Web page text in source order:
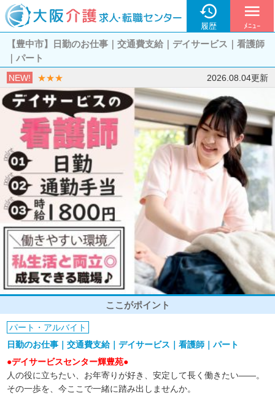

履歴
menu
ﾒﾆｭｰ
【豊中市】日勤のお仕事｜交通費支給｜デイサービス｜看護師
｜パート
NEW! ★★★ 2026.08.04更新
ここがポイント
パート・アルバイト
日勤のお仕事｜交通費支給｜デイサービス｜看護師｜パート
●デイサービスセンター輝豊苑●
人の役に立ちたい、お年寄りが好き、安定して長く働きたい――。
その一歩を、今ここで一緒に踏み出しませんか。